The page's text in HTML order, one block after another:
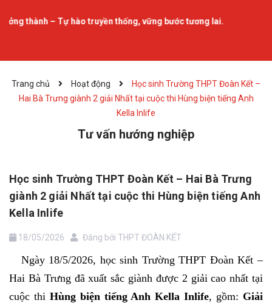
Tự hào truyền thống, vững bước tương lai.
Trang chủ Hoạt động
Học sinh Trường THPT Đoàn Kết –
Hai Bà Trưng giành 2 giải Nhất tại cuộc thi Hùng biện tiếng Anh
Kella Inlife
Tư vấn hướng nghiệp
Học sinh Trường THPT Đoàn Kết – Hai Bà Trưng
giành 2 giải Nhất tại cuộc thi Hùng biện tiếng Anh
Kella Inlife
18/05/2026 Đăng bởi THPT ĐOÀN KẾT
Ngày 18/5/2026, học sinh Trường THPT Đoàn Kết –
Hai Bà Trưng đã xuất sắc giành được 2 giải cao nhất tại
cuộc thi Hùng biện tiếng Anh Kella Inlife, gồm: Giải